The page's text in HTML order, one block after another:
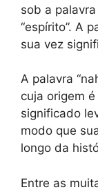
sob a palavra
“espírito”. A
sua vez
A palavra
cuja origem
significado
modo que
longo da
Entre as